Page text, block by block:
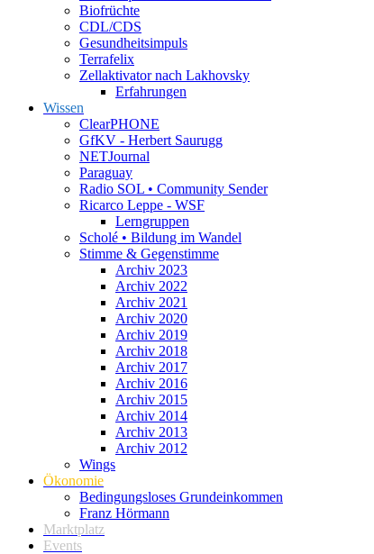
Biofrüchte
CDL/CDS
Gesundheitsimpuls
Terrafelix
Zellaktivator nach Lakhovsky
Erfahrungen
Wissen
ClearPHONE
GfKV - Herbert Saurugg
NETJournal
Paraguay
Radio SOL • Community Sender
Ricarco Leppe - WSF
Lerngruppen
Scholé • Bildung im Wandel
Stimme & Gegenstimme
Archiv 2023
Archiv 2022
Archiv 2021
Archiv 2020
Archiv 2019
Archiv 2018
Archiv 2017
Archiv 2016
Archiv 2015
Archiv 2014
Archiv 2013
Archiv 2012
Wings
Ökonomie
Bedingungsloses Grundeinkommen
Franz Hörmann
Marktplatz
Events